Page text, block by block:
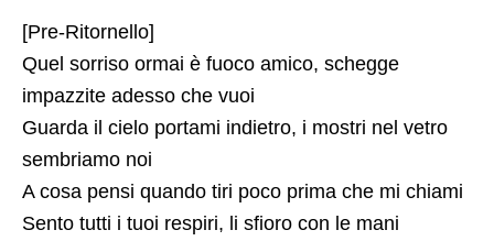
[Pre-Ritornello]
Quel sorriso ormai è fuoco amico, schegge
impazzite adesso che vuoi
Guarda il cielo portami indietro, i mostri nel vetro
sembriamo noi
A cosa pensi quando tiri poco prima che mi chiami
Sento tutti i tuoi respiri, li sfioro con le mani